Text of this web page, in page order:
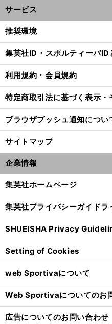
サービス
推奨環境
集英社ID・スポルティーバID
利用規約・会員規約
特定商取引法に基づく表示・
ブラウザプッシュ通知につい
サイトマップ
企業情報
集英社ホームページ
集英社プライバシーガイドラ
SHUEISHA Privacy
Setting of Cookies
web Sportivaについて
Web Sportivaについてのお
広告についてのお問い合わせ